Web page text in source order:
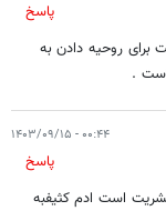
پاسخ
روحیه دادن به
است .
۰۰:۴۴ - ۱۴۰۳/۰۹/۱۵
پاسخ
است ادم کثیفبه